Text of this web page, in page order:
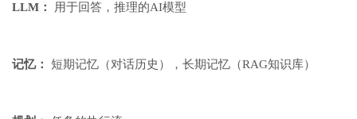
LLM： 用于回答，推理的AI模型
记忆： 短期记忆（对话历史），长期记忆（RAG知识库）